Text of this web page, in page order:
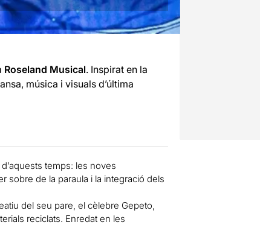
Roseland Musical. Inspirat en la
música i visuals d’última
temps: les noves
sobre de la paraula i la integració dels
del seu pare, el cèlebre Gepeto,
reciclats. Enredat en les